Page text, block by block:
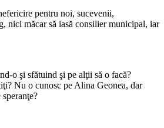
pentru noi, sucevenii,
nici măcar să iasă consilier municipal, iar
o şi sfătuind şi pe alţii să o facă?
Nu o cunosc pe Alina Geonea, dar